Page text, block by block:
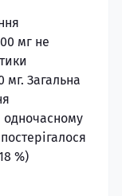
мг не
мг. Загальна
одночасному
%)